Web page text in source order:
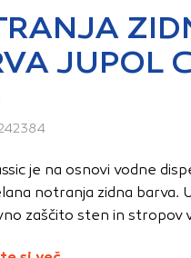
JUPOL
je na osnovi vodne
notranja zidna barva.
zaščito sten in stropov
iz vašega
vaše nastavitve,
Te
bolj
Klikajte
Blokiranje
Več